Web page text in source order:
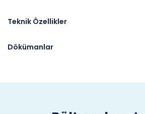
Teknik Özellikler
Dökümanlar